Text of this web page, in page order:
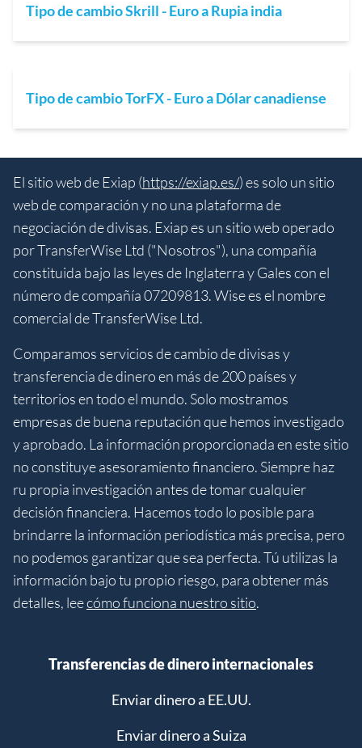
Tipo de cambio Skrill - Euro a Rupia india
Tipo de cambio TorFX - Euro a Dólar canadiense
El sitio web de Exiap (https://exiap.es/) es solo un sitio
web de comparación y no una plataforma de
negociación de divisas. Exiap es un sitio web operado
por TransferWise Ltd ("Nosotros"), una compañía
constituida bajo las leyes de Inglaterra y Gales con el
número de compañía 07209813. Wise es el nombre
comercial de TransferWise Ltd.
Comparamos servicios de cambio de divisas y
transferencia de dinero en más de 200 países y
territorios en todo el mundo. Solo mostramos
empresas de buena reputación que hemos investigado
y aprobado. La información proporcionada en este sitio
no constituye asesoramiento financiero. Siempre haz
ru propia investigación antes de tomar cualquier
decisión financiera. Hacemos todo lo posible para
brindarre la información periodística más precisa, pero
no podemos garantizar que sea perfecta. Tú utilizas la
información bajo tu propio riesgo, para obtener más
detalles, leecómo funciona nuestro sitio.
Transferencias de dinero internacionales
Enviar dinero a EE.UU.
Enviar dinero a Suiza